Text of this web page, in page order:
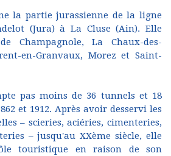
la partie jurassienne de la ligne
(Jura) à La Cluse (Ain). Elle
Champagnole, La Chaux-des-
en-Granvaux, Morez et Saint-
pas moins de 36 tunnels et 18
et 1912. Après avoir desservi les
– scieries, aciéries, cimenteries,
– jusqu'au XXème siècle, elle
touristique en raison de son